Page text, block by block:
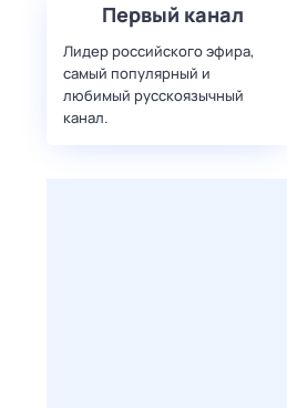
Первый канал
Лидер российского эфира,
самый популярный и
любимый русскоязычный
канал.